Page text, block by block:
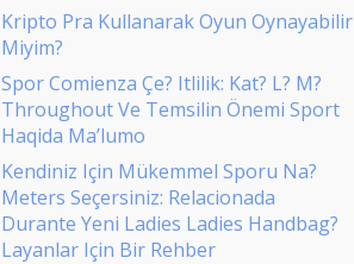
Kripto Pra Kullanarak Oyun Oynayabilir
Miyim?
Spor Comienza Çe? Itlilik: Kat? L? M?
Throughout Ve Temsilin Önemi Sport
Haqida Ma’lumo
Kendiniz Için Mükemmel Sporu Na?
Meters Seçersiniz: Relacionada
Durante Yeni Ladies Ladies Handbag?
Layanlar Için Bir Rehber